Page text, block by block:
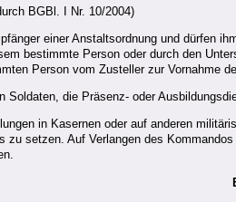
BGBl. I Nr. 10/2004)
einer Anstaltsordnung und dürfen
bestimmte Person oder durch den
Person vom Zusteller zur Vornahme
Soldaten, die Präsenz- oder
in Kasernen oder auf anderen
zu setzen. Auf Verlangen des